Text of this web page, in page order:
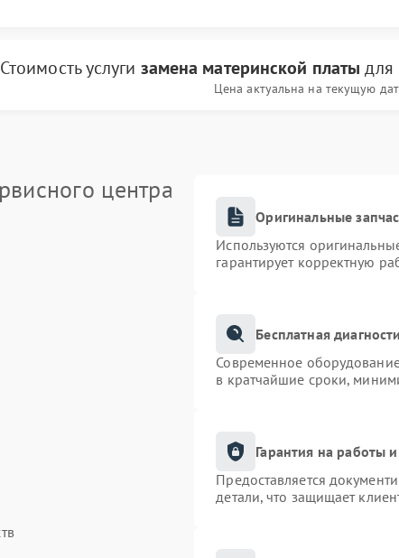
Стоимость услуги замена материнской платы для
Цена актуальна на текущую
центра
Оригинальные
Используются
гарантирует корректную
Бесплатная
Современное
в кратчайшие сроки,
Гарантия на работы
Предоставляется
детали, что защищает